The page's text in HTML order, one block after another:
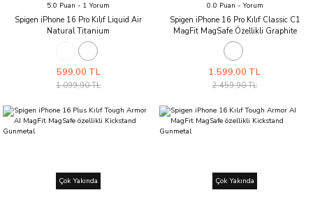
5.0 Puan - 1 Yorum
Spigen iPhone 16 Pro Kılıf Liquid Air
Natural Titanium
599,00 TL
1.099,90 TL
0.0 Puan - Yorum
Spigen iPhone 16 Pro Kılıf Classic C1
MagFit MagSafe Özellikli Graphite
1.599,00 TL
2.459,90 TL
Çok Yakında Çok Yakında